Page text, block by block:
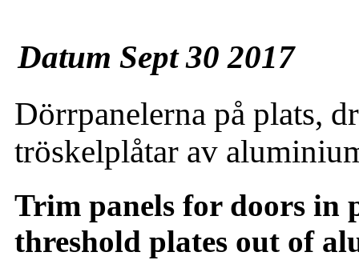
Datum Sept 30 2017
Dörrpanelerna på plats,
tröskelplåtar av
Trim panels for doors in
threshold plates out of